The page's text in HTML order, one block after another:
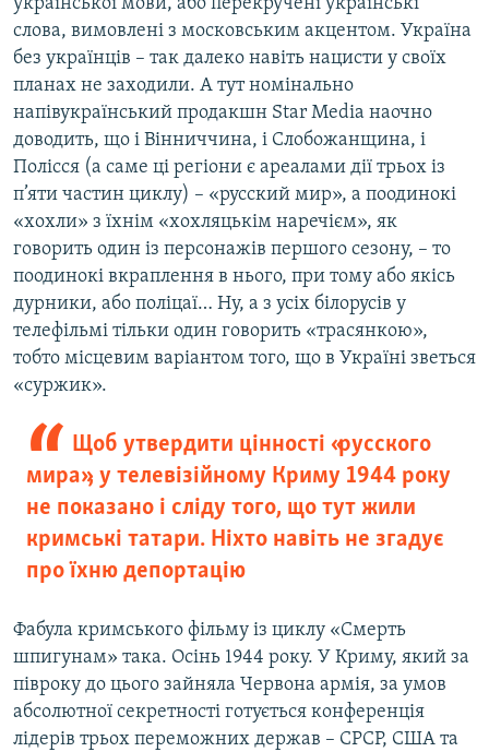
української мови, або перекручені українські
слова, вимовлені з московським акцентом. Україна
без українців – так далеко навіть нацисти у своїх
планах не заходили. А тут номінально
напівукраїнський продакшн Star Media наочно
доводить, що і Вінниччина, і Слобожанщина, і
Полісся (а саме ці регіони є ареалами дії трьох із
п’яти частин циклу) – «русский мир», а поодинокі
«хохли» з їхнім «хохляцькім наречієм», як
говорить один із персонажів першого сезону, – то
поодинокі вкраплення в нього, при тому або якісь
дурники, або поліцаї… Ну, а з усіх білорусів у
телефільмі тільки один говорить «трасянкою»,
тобто місцевим варіантом того, що в Україні зветься
«суржик».
Щоб утвердити цінності «русского
мира», у телевізійному Криму 1944 року
не показано і сліду того, що тут жили
кримські татари. Ніхто навіть не згадує
про їхню депортацію
Фабула кримського фільму із циклу «Смерть
шпигунам» така. Осінь 1944 року. У Криму, який за
півроку до цього зайняла Червона армія, за умов
абсолютної секретності готується конференція
лідерів трьох переможних держав – СРСР, США та